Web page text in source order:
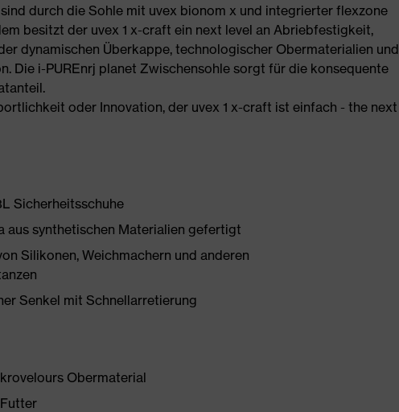
durch die Sohle mit uvex bionom x und integrierter flexzone
besitzt der uvex 1 x-craft ein next level an Abriebfestigkeit,
dynamischen Überkappe, technologischer Obermaterialien und
Die i-PUREnrj planet Zwischensohle sorgt für die konsequente
oder Innovation, der uvex 1 x-craft ist einfach - the next
Sicherheitsschuhe
aus synthetischen Materialien gefertigt
Silikonen, Weichmachern und anderen
Senkel mit Schnellarretierung
Obermaterial